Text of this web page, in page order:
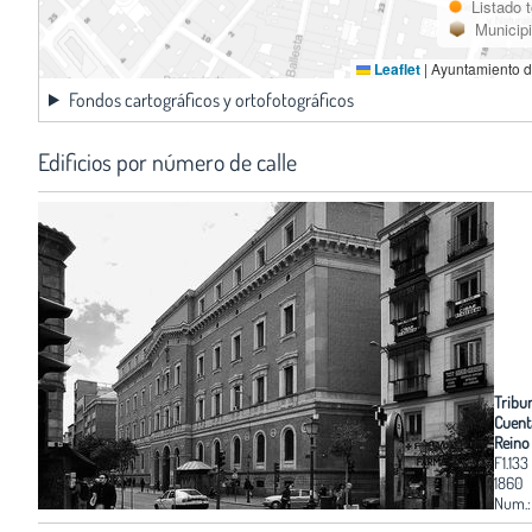
Listado
Leaflet | Ayuntamiento
Fondos cartográficos y ortofotográficos
Edificios por número de calle
Reino
F1.133
1860
Num.: